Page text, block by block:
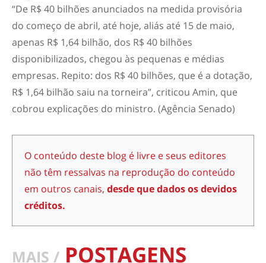
“De R$ 40 bilhões anunciados na medida provisória
do começo de abril, até hoje, aliás até 15 de maio,
apenas R$ 1,64 bilhão, dos R$ 40 bilhões
disponibilizados, chegou às pequenas e médias
empresas. Repito: dos R$ 40 bilhões, que é a dotação,
R$ 1,64 bilhão saiu na torneira”, criticou Amin, que
cobrou explicações do ministro. (Agência Senado)
O conteúdo deste blog é livre e seus editores
não têm ressalvas na reprodução do conteúdo
em outros canais, desde que dados os devidos
créditos.
MAIS / POSTAGENS